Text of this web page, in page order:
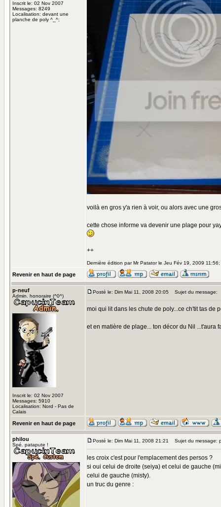
Inscrit le: 02 Nov 2007
Messages: 8249
Localisation: devant une
planche de poly ^_^;
voilà en gros y'a rien à voir, ou alors avec une
cette chose informe va devenir une plage pour
++
Dernière édition par Mr Patator le Jeu Fév 19, 2009
Revenir en haut de page
p-neuf
Admin. honoraire (^0^)
Inscrit le: 02 Nov 2007
Messages: 5910
Localisation: Nord - Pas de
Calais
Posté le: Dim Mai 11, 2008 20:05 Sujet du message:
moi qui lit dans les chute de poly...ce ch'tit tas de
et en matière de plage... ton décor du Nil ...t'aura
Revenir en haut de page
philou
Spé. patapute !
Posté le: Dim Mai 11, 2008 21:21 Sujet du message:
les croix c'est pour l'emplacement des persos ?
si oui celui de droite (seiya) et celui de gauche
celui de gauche (misty).
un truc du genre :